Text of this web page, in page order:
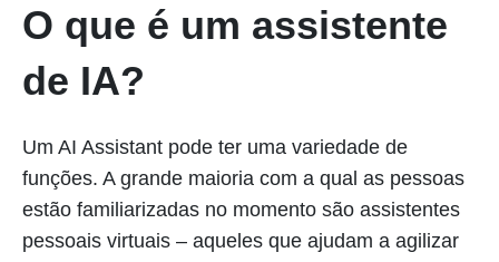
O que é um assistente
de IA?
Um AI Assistant pode ter uma variedade de
funções. A grande maioria com a qual as pessoas
estão familiarizadas no momento são assistentes
pessoais virtuais – aqueles que ajudam a agilizar